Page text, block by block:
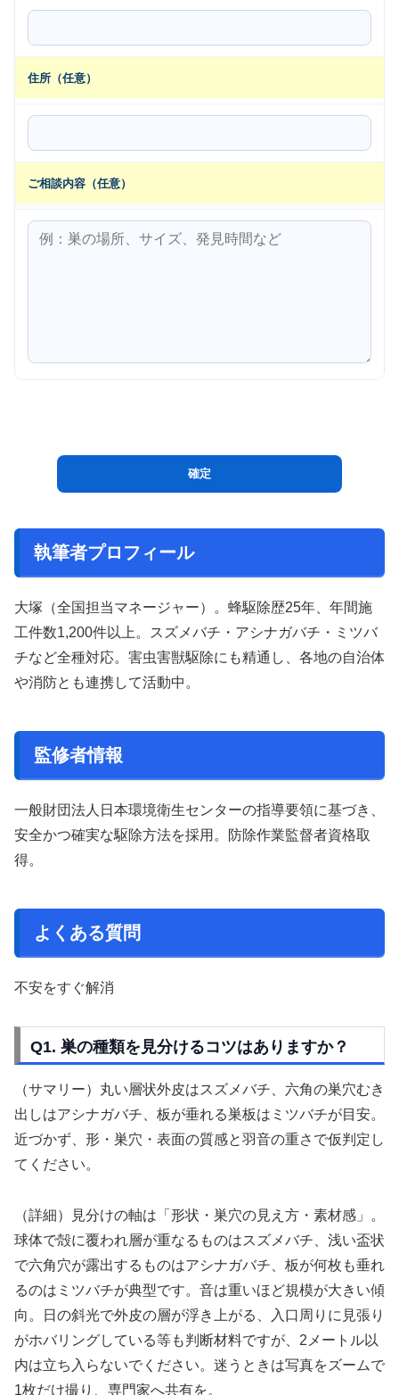
住所（任意）
ご相談内容（任意）
執筆者プロフィール
大塚（全国担当マネージャー）。蜂駆除歴25年、年間施
工件数1,200件以上。スズメバチ・アシナガバチ・ミツバ
チなど全種対応。害虫害獣駆除にも精通し、各地の自治体
や消防とも連携して活動中。
監修者情報
一般財団法人日本環境衛生センターの指導要領に基づき、
安全かつ確実な駆除方法を採用。防除作業監督者資格取
得。
よくある質問
不安をすぐ解消
Q1. 巣の種類を見分けるコツはありますか？
（サマリー）丸い層状外皮はスズメバチ、六角の巣穴むき
出しはアシナガバチ、板が垂れる巣板はミツバチが目安。
近づかず、形・巣穴・表面の質感と羽音の重さで仮判定し
てください。
（詳細）見分けの軸は「形状・巣穴の見え方・素材感」。
球体で殻に覆われ層が重なるものはスズメバチ、浅い盃状
で六角穴が露出するものはアシナガバチ、板が何枚も垂れ
るのはミツバチが典型です。音は重いほど規模が大きい傾
向。日の斜光で外皮の層が浮き上がる、入口周りに見張り
がホバリングしている等も判断材料ですが、2メートル以
内は立ち入らないでください。迷うときは写真をズームで
1枚だけ撮り、専門家へ共有を。